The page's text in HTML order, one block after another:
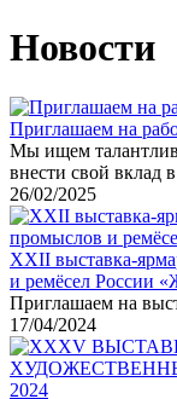
Новости
Приглашаем на
Мы ищем
внести свой вклад
26/02/2025
XXII выставка-
и ремёсел
Приглашаем на
17/04/2024